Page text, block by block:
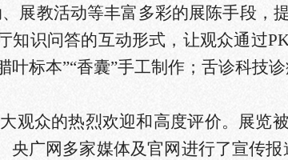
展教活动等丰富多彩的展陈手段，
识问答的互动形式，让观众通过
标本”“香囊”手工制作；舌诊科技
观众的热烈欢迎和高度评价。展览被
央广网多家媒体及官网进行了宣传报